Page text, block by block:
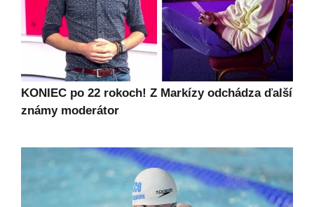
KONIEC po 22 rokoch! Z Markízy odchádza ďalší
známy moderátor